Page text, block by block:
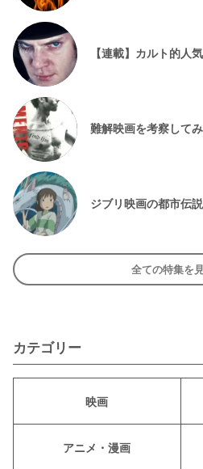
【連載】カルト的人
難解映画を考察して
ジブリ映画の都市伝
全ての特集を
カテゴリー
映画
アニメ・漫画